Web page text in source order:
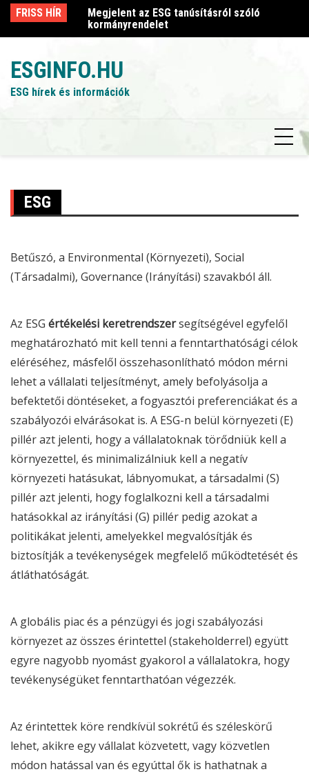
Skip
content
FRISS HÍR
szóló
Megjelent az ESG tanúsításról szóló
kormányrendelet
ESGINFO.HU
ESG hírek és információk
ESG
Betűszó, a Environmental (Környezeti), Social
(Társadalmi), Governance (Irányítási) szavakból áll.
Az ESG értékelési keretrendszersegítségével egyfelől
meghatározható mit kell tenni a fenntarthatósági célok
eléréséhez, másfelől összehasonlítható módon mérni
lehet a vállalati teljesítményt, amely befolyásolja a
befektetői döntéseket, a fogyasztói preferenciákat és a
szabályozói elvárásokat is. A ESG-n belül környezeti (E)
pillér azt jelenti, hogy a vállalatoknak törődniük kell a
környezettel, és minimalizálniuk kell a negatív
környezeti hatásukat, lábnyomukat, a társadalmi (S)
pillér azt jelenti, hogy foglalkozni kell a társadalmi
hatásokkal az irányítási (G) pillér pedig azokat a
politikákat jelenti, amelyekkel megvalósítják és
biztosítják a tevékenységek megfelelő működtetését és
átláthatóságát.
A globális piac és a pénzügyi és jogi szabályozási
környezet az összes érintettel (stakeholderrel) együtt
egyre nagyobb nyomást gyakorol a vállalatokra, hogy
tevékenységüket fenntarthatóan végezzék.
Az érintettek köre rendkívül sokrétű és széleskörű
lehet, akikre egy vállalat közvetett, vagy közvetlen
módon hatással van és egyúttal ők is hathatnak a